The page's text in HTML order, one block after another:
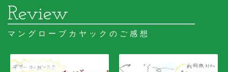
マングローブカヤックのご感想